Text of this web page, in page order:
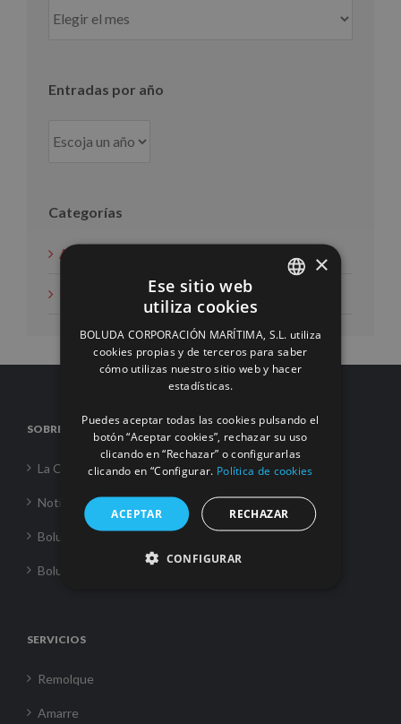
por
Entradas por año
Categorías
Acción social
SOBRE NOSOTROS
La Corporación
Noticias
Boluda Towage
Boluda Shipping
SERVICIOS
Remolque
Amarre
ENGLISH
FRENCH
×
Ese sitio web
utiliza cookies
BOLUDA CORPORACIÓN MARÍTIMA, S.L. utiliza
cookies propias y de terceros para saber
cómo utilizas nuestro sitio web y hacer
estadísticas.
Puedes aceptar todas las cookies pulsando el
botón “Aceptar cookies”, rechazar su uso
clicando en “Rechazar” o configurarlas
clicando en “Configurar. Política de cookies
ACEPTAR RECHAZAR
CONFIGURAR